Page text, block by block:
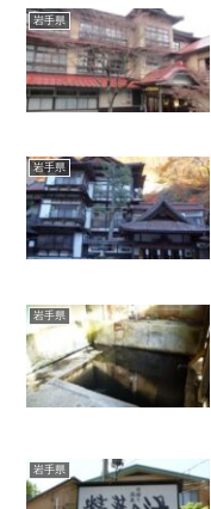
岩手県
岩手県
岩手県
岩手県